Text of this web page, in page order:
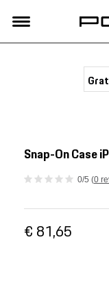
Nieuw
Acties
Snap-On Case
0/5 (0
€ 81,65